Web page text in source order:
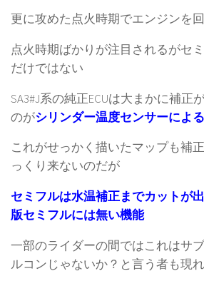
更に攻めた点火時期でエンジンを
点火時期ばかりが注目されるがセ
だけではない
SA3#J系の純正ECUは大まかに補正
のがシリンダー温度センサーによ
これがせっかく描いたマップも補
っくり来ないのだが
セミフルは水温補正までカットが
版セミフルには無い機能
一部のライダーの間ではこれはサ
ルコンじゃないか？と言う者も現